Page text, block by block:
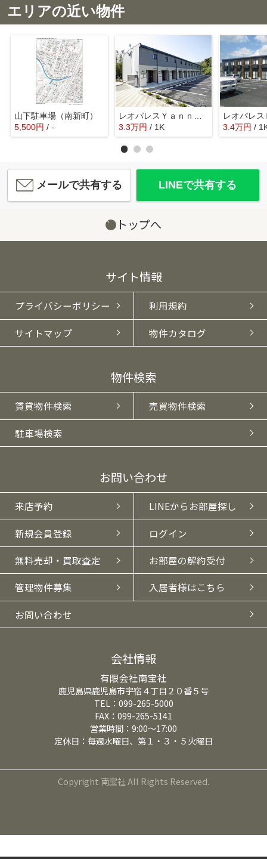
エリアの近い物件
山下駐車場（南新町）
5,500円 / -
レオパレスＹａｎｎｏ １
3.3万円 / 1K
レオパレ
3.4万円 /
メールで共有する LINEで共有する
トップへ
サイト情報
プライバシーポリシー 利用規約
サイトマップ 物件カタログ
物件検索
賃貸物件検索 売買物件検索
駐車場検索
お問い合わせ
来店予約 LINEからお部屋探し
新規会員登録 ログイン
無料売却・買取査定 お部屋の解約受付
管理物件募集 入居者様はこちら
お問い合わせ
会社情報
有限会社南宝社
鹿児島県鹿児島市宇宿４丁目２０番５号
TEL：099-265-5000
FAX：099-265-5141
営業時間：9:00～17:00
定休日：毎週水曜日、第１・３・５火曜日
Copyright 南宝社 All Rights Reserved.